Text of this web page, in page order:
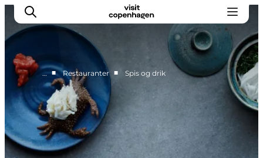
This is Copenhagen
Aktiviteter
Spis & drik
Områder
… ■ Restauranter ■ Spis og drik